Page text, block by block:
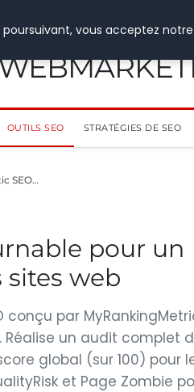
OUTILS SEO STRATÉGIES DE SEO
SEO…
pour un
sites web
conçu par
Réalise un audit complet
global (sur 100) pour
et Page Zombie
vous acceptez